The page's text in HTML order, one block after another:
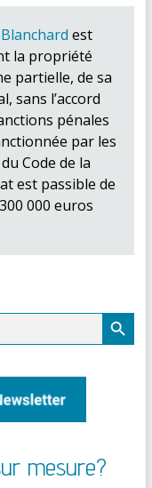
est
la propriété
partielle, de sa
sans l’accord
pénales
par les
Code de la
est passible de
000 euros
Search Button
mesure?